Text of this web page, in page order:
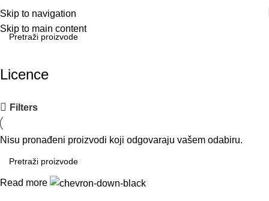
Skip to navigation
Skip to main content
Licence
Filters
Nisu pronađeni proizvodi koji odgovaraju vašem odabiru.
Read more